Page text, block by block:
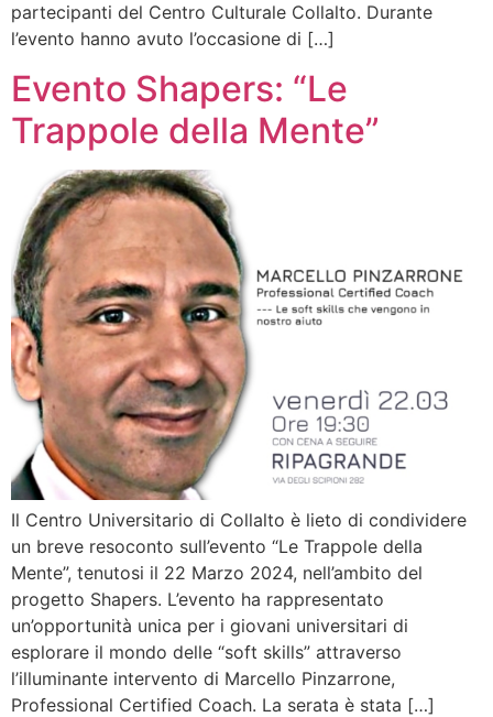
partecipanti del Centro Culturale Collalto. Durante
l’evento hanno avuto l’occasione di […]
Evento Shapers: “Le
Trappole della Mente”
Il Centro Universitario di Collalto è lieto di condividere
un breve resoconto sull’evento “Le Trappole della
Mente”, tenutosi il 22 Marzo 2024, nell’ambito del
progetto Shapers. L’evento ha rappresentato
un’opportunità unica per i giovani universitari di
esplorare il mondo delle “soft skills” attraverso
l’illuminante intervento di Marcello Pinzarrone,
Professional Certified Coach. La serata è stata […]